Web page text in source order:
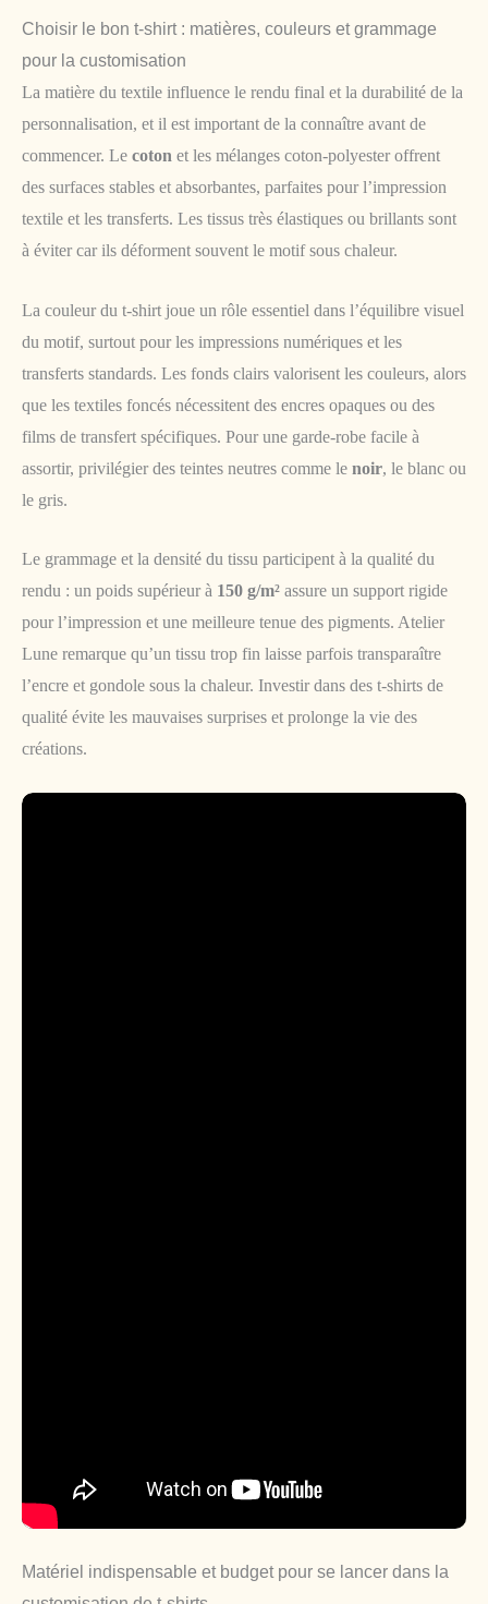
Choisir le bon t-shirt : matières, couleurs et grammage
pour la customisation
La matière du textile influence le rendu final et la durabilité de la
personnalisation, et il est important de la connaître avant de
commencer. Le coton et les mélanges coton-polyester offrent
des surfaces stables et absorbantes, parfaites pour l’impression
textile et les transferts. Les tissus très élastiques ou brillants sont
à éviter car ils déforment souvent le motif sous chaleur.
La couleur du t-shirt joue un rôle essentiel dans l’équilibre visuel
du motif, surtout pour les impressions numériques et les
transferts standards. Les fonds clairs valorisent les couleurs, alors
que les textiles foncés nécessitent des encres opaques ou des
films de transfert spécifiques. Pour une garde-robe facile à
assortir, privilégier des teintes neutres comme le noir, le blanc ou
le gris.
Le grammage et la densité du tissu participent à la qualité du
rendu : un poids supérieur à 150 g/m² assure un support rigide
pour l’impression et une meilleure tenue des pigments. Atelier
Lune remarque qu’un tissu trop fin laisse parfois transparaître
l’encre et gondole sous la chaleur. Investir dans des t-shirts de
qualité évite les mauvaises surprises et prolonge la vie des
créations.
Matériel indispensable et budget pour se lancer dans la